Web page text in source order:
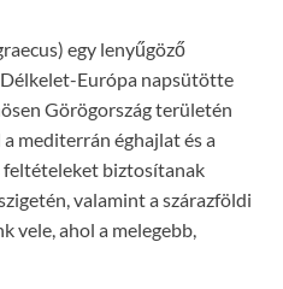
egy lenyűgöző
Európa napsütötte
Görögország területén
mediterrán éghajlat és a
biztosítanak
valamint a szárazföldi
vele, ahol a melegebb,